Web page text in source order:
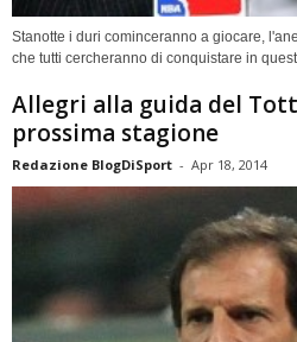
Stanotte i duri cominceranno a giocare,
che tutti cercheranno di conquistare in
Allegri alla guida del
prossima stagione
Redazione BlogDiSport - Apr 18, 2014